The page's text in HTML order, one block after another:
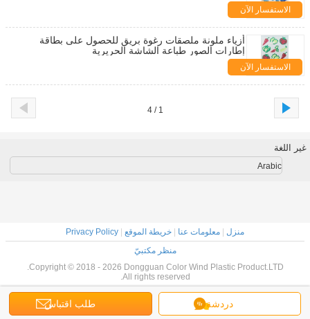
الاستفسار الآن
أزياء ملونة ملصقات رغوة بريق للحصول على بطاقة
إطارات الصور طباعة الشاشة الحريرية
الاستفسار الآن
1 / 4
دردشة طلب اقتباس
غير اللغة
Arabic
منزل معلومات عنا خريطة الموقع
Privacy Policy
منظر مكتبيّ
Copyright © 2018 - 2026 Dongguan Color Wind Plastic Product.LTD.
All rights reserved.